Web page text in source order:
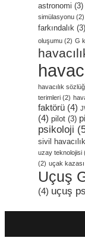
astronomi (3)
simülasyonu (2)
farkındalık (3)
oluşumu (2) G
havacılık
terimleri (2)
faktörü (4)
(4) pilot (3)
psikoloji
sivil havacılık
uzay teknolojisi
(2) uçak kazası
Uçuş
(4) uçuş